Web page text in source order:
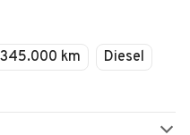
345.000 km
Diesel